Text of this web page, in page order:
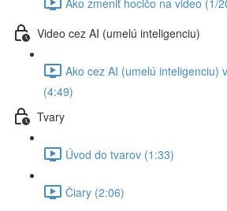
Video cez AI (umelú inteligenciu)
Ako cez AI (umelú inteligenciu)
(4:49)
Tvary
Úvod do tvarov (1:33)
Čiary (2:06)